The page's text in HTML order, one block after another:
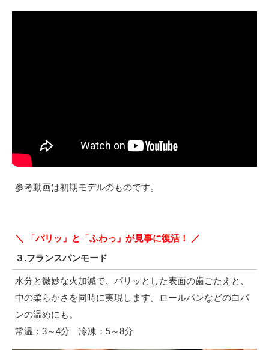
参考動画は初期モデルのものです。
＼ 「パリッ」と「ふわっ」が見事に復活！ ／
３.フランスパンモード
水分と微妙な火加減で、パリッとした表面の歯ごたえと、
中の柔らかさを同時に実現します。ロールパンなどの白パ
ンの温めにも。
常温：3～4分 冷凍：5～8分